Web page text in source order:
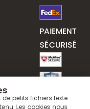
PAIEMENT
SÉCURISÉ
petits fichiers texte
Les cookies nous